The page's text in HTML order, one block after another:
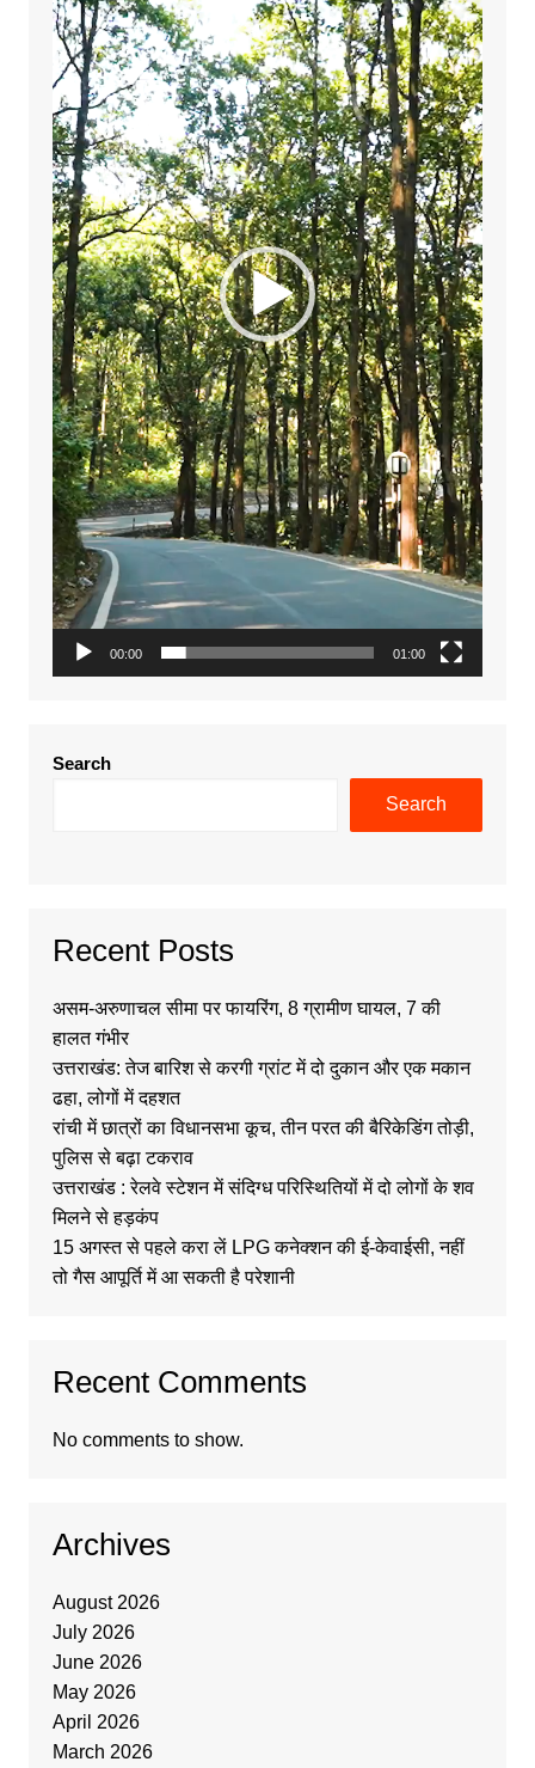
00:00 01:00
Search
Search
Recent Posts
असम-अरुणाचल सीमा पर फायरिंग, 8 ग्रामीण घायल, 7 की
हालत गंभीर
उत्तराखंड: तेज बारिश से करगी ग्रांट में दो दुकान और एक मकान
ढहा, लोगों में दहशत
रांची में छात्रों का विधानसभा कूच, तीन परत की बैरिकेडिंग तोड़ी,
पुलिस से बढ़ा टकराव
उत्तराखंड : रेलवे स्टेशन में संदिग्ध परिस्थितियों में दो लोगों के शव
मिलने से हड़कंप
15 अगस्त से पहले करा लें LPG कनेक्शन की ई-केवाईसी, नहीं
तो गैस आपूर्ति में आ सकती है परेशानी
Recent Comments
No comments to show.
Archives
August 2026
July 2026
June 2026
May 2026
April 2026
March 2026